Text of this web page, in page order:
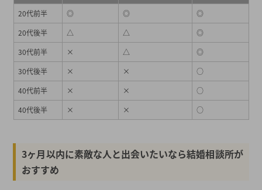
20代前半
◎ ◎
◎
20代後半
△ △
◎
30代前半
× △
◎
30代後半
× ×
○
40代前半
× ×
○
40代後半
× × ○
3ヶ月以内に素敵な人と出会いたいなら結婚相談所が
おすすめ